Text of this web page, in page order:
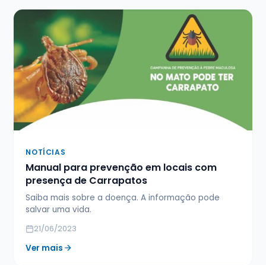
NOTÍCIAS
Manual para prevenção em locais com
presença de Carrapatos
Saiba mais sobre a doença. A informação pode
salvar uma vida.
21/06/2023
Ver mais